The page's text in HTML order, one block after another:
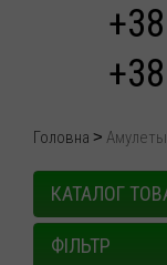
Головна
КАТАЛОГ
ФІЛЬТР